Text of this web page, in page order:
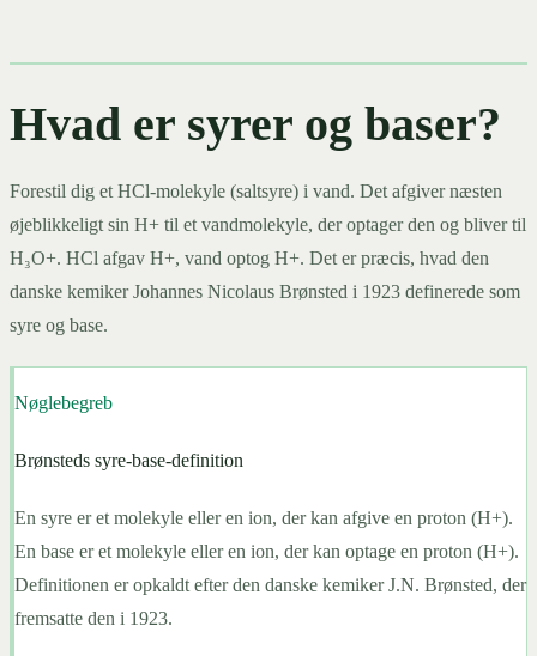
Hvad er syrer og baser?
Forestil dig et HCl-molekyle (saltsyre) i vand. Det afgiver næsten
øjeblikkeligt sin H+ til et vandmolekyle, der optager den og bliver til
H₃O+. HCl afgav H+, vand optog H+. Det er præcis, hvad den
danske kemiker Johannes Nicolaus Brønsted i 1923 definerede som
syre og base.
Nøglebegreb
Brønsteds syre-base-definition
En syre er et molekyle eller en ion, der kan afgive en proton (H+).
En base er et molekyle eller en ion, der kan optage en proton (H+).
Definitionen er opkaldt efter den danske kemiker J.N. Brønsted, der
fremsatte den i 1923.